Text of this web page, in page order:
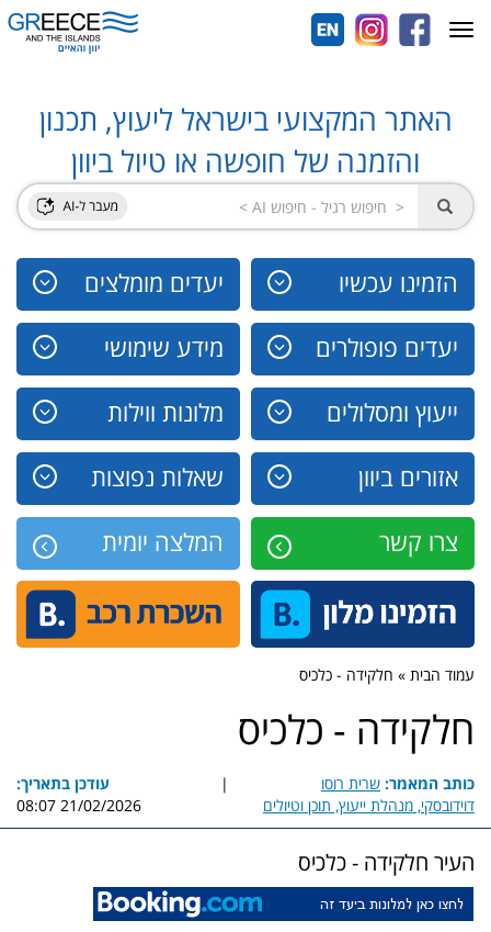
האתר המקצועי בישראל ליעוץ, תכנון
והזמנה של חופשה או טיול ביוון
הזמינו עכשיו יעדים מומלצים
יעדים פופולרים מידע שימושי
ייעוץ ומסלולים מלונות ווילות
אזורים ביוון שאלות נפוצות
צרו קשר המלצה יומית
Toggle
navigation
עמוד הבית » חלקידה - כלכיס
חלקידה - כלכיס
כותב המאמר: שרית רוסו
דוידובסקי, מנהלת ייעוץ, תוכן וטיולים
|
עודכן בתאריך:
21/02/2026 08:07
העיר חלקידה - כלכיס